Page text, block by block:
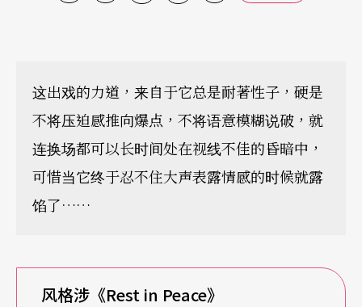
这出戏的力道，来自于它总是耐著性子，硬是
不将压迫感推向爆点，不将语意模糊说破，就
连换场都可以长时间处在视线不佳的昏暗中，
可惜当它终于忍不住大声表露情感的时候就露
馅了……
风格涉《Rest in Peace》